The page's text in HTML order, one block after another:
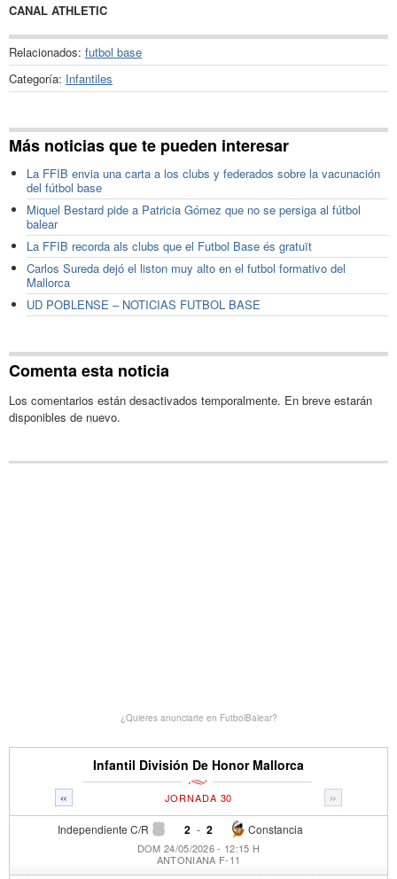
CANAL ATHLETIC
Relacionados: futbol base
Categoría: Infantiles
Más noticias que te pueden interesar
La FFIB envia una carta a los clubs y federados sobre la vacunación
del fútbol base
Miquel Bestard pide a Patricia Gómez que no se persiga al fútbol
balear
La FFIB recorda als clubs que el Futbol Base és gratuït
Carlos Sureda dejó el liston muy alto en el futbol formativo del
Mallorca
UD POBLENSE – NOTICIAS FUTBOL BASE
Comenta esta noticia
Los comentarios están desactivados temporalmente. En breve estarán
disponibles de nuevo.
¿Quieres anunciarte en FutbolBalear?
Infantil División De Honor Mallorca
« »
JORNADA 30
Independiente C/R 2 - Constancia
2
DOM 24/05/2026 - 12:15 H
ANTONIANA F-11